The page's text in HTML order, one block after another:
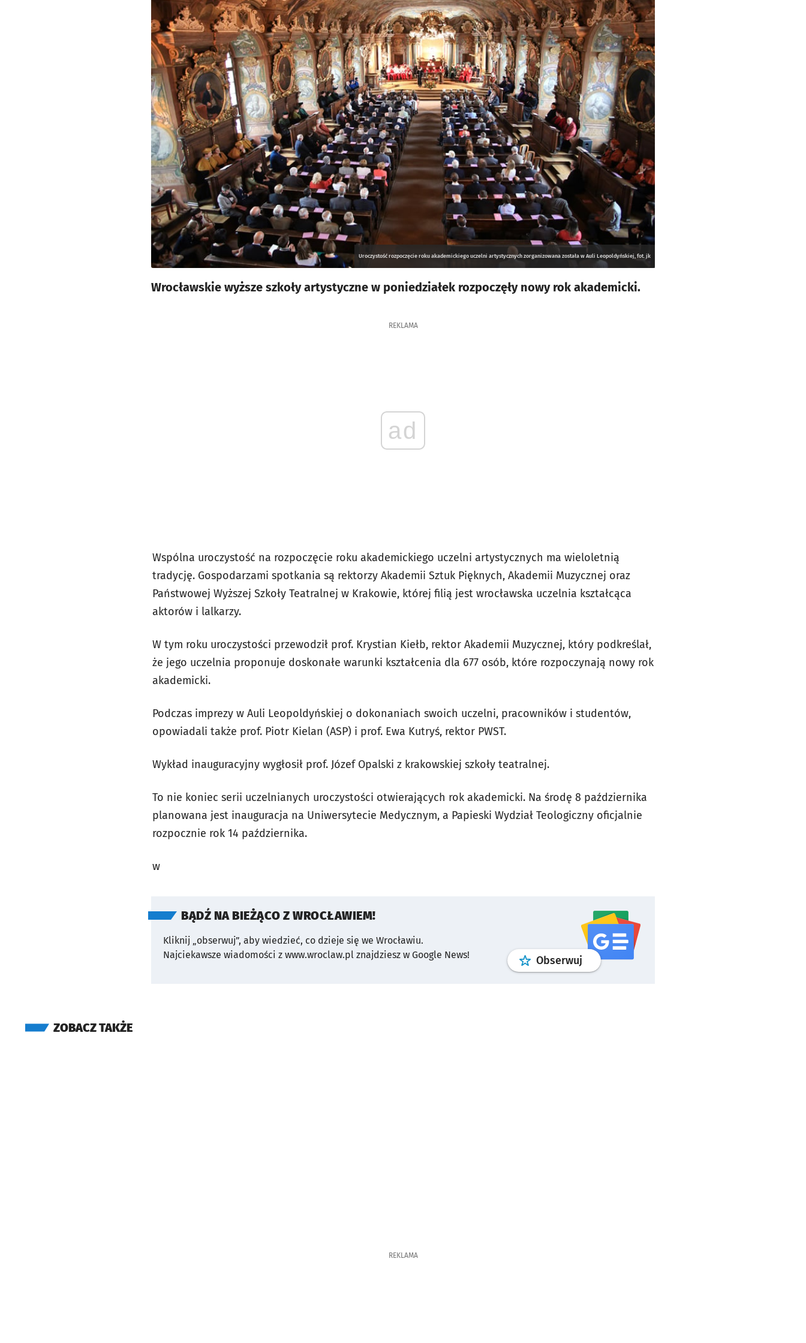
Uroczystość rozpoczęcie roku akademickiego uczelni artystycznych zorganizowana została w Auli Leopoldyńskiej, fot. jk
Wrocławskie wyższe szkoły artystyczne w poniedziałek rozpoczęły nowy rok akademicki.
REKLAMA
ad
Wspólna uroczystość na rozpoczęcie roku akademickiego uczelni artystycznych ma wieloletnią
tradycję. Gospodarzami spotkania są rektorzy Akademii Sztuk Pięknych, Akademii Muzycznej oraz
Państwowej Wyższej Szkoły Teatralnej w Krakowie, której filią jest wrocławska uczelnia kształcąca
aktorów i lalkarzy.
W tym roku uroczystości przewodził prof. Krystian Kiełb, rektor Akademii Muzycznej, który podkreślał,
że jego uczelnia proponuje doskonałe warunki kształcenia dla 677 osób, które rozpoczynają nowy rok
akademicki.
Podczas imprezy w Auli Leopoldyńskiej o dokonaniach swoich uczelni, pracowników i studentów,
opowiadali także prof. Piotr Kielan (ASP) i prof. Ewa Kutryś, rektor PWST.
Wykład inauguracyjny wygłosił prof. Józef Opalski z krakowskiej szkoły teatralnej.
To nie koniec serii uczelnianych uroczystości otwierających rok akademicki. Na środę 8 października
planowana jest inauguracja na Uniwersytecie Medycznym, a Papieski Wydział Teologiczny oficjalnie
rozpocznie rok 14 października.
w
BĄDŹ NA BIEŻĄCO Z WROCŁAWIEM!
Kliknij „obserwuj”, aby wiedzieć, co dzieje się we Wrocławiu.
Najciekawsze wiadomości z www.wroclaw.pl znajdziesz w Google News!
Obserwuj profilgoogle news
ZOBACZ TAKŻE
REKLAMA